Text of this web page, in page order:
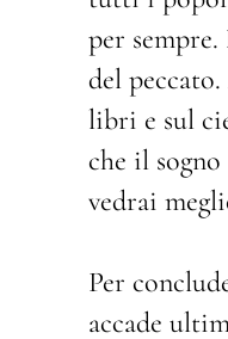
per
del
libri e sul
che il
vedrai
Per
accade